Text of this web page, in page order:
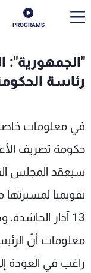
PROGRAMS
"الجمهورية":
رئاسة
في معلومات خاصة
حكومة تصريف
13 آذار
معلومات أنّ
راغب في العودة
الأخبار
إقتصاد
منوعات
كأس العالم
البرامج
جدول البرامج